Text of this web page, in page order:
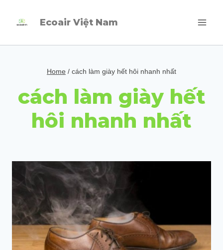
Ecoair Việt Nam
Home / cách làm giày hết hôi nhanh nhất
cách làm giày hết
hôi nhanh nhất